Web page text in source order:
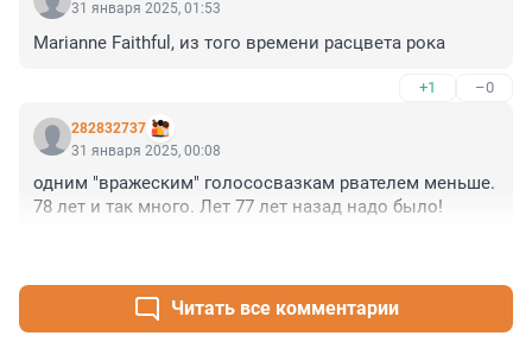
31 января 2025, 01:53
Marianne Faithful, из того времени расцвета рока
+1 –0
282832737
31 января 2025, 00:08
одним "вражеским" голососвазкам рвателем меньше.
78 лет и так много. Лет 77 лет назад надо было!
Читать все комментарии